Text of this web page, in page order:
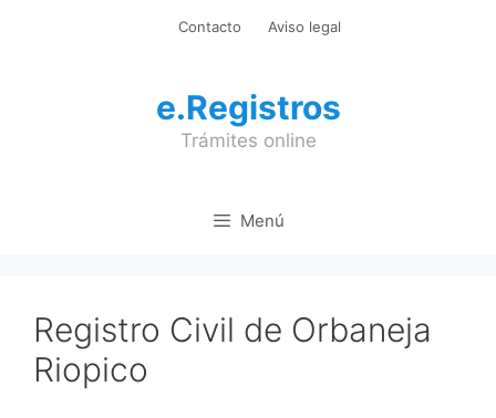
Contacto Aviso legal
e.Registros
Trámites online
Menú
Registro Civil de Orbaneja
Riopico